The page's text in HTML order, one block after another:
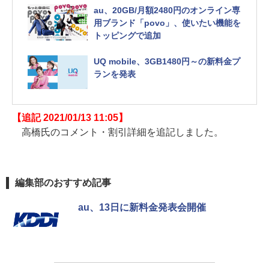
au、20GB/月額2480円のオンライン専
用ブランド「povo」、使いたい機能を
トッピングで追加
UQ mobile、3GB1480円～の新料金プ
ランを発表
【追記 2021/01/13 11:05】
高橋氏のコメント・割引詳細を追記しました。
編集部のおすすめ記事
au、13日に新料金発表会開催